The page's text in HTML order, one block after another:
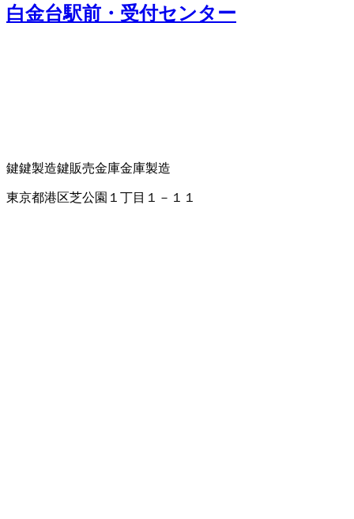
白金台駅前・受付センター
鍵鍵製造鍵販売金庫金庫製造
東京都港区芝公園１丁目１－１１